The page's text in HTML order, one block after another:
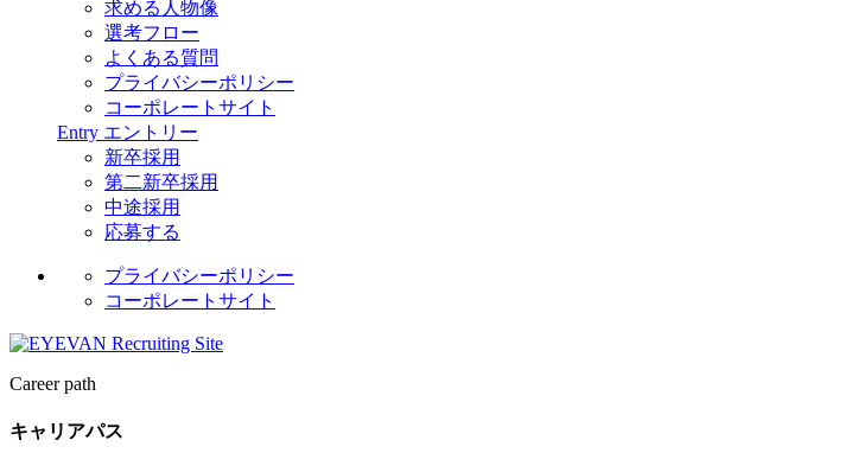
求める人物像
選考フロー
よくある質問
プライバシーポリシー
コーポレートサイト
Entry エントリー
新卒採用
第二新卒採用
中途採用
応募する
プライバシーポリシー
コーポレートサイト
Career path
キャリアパス